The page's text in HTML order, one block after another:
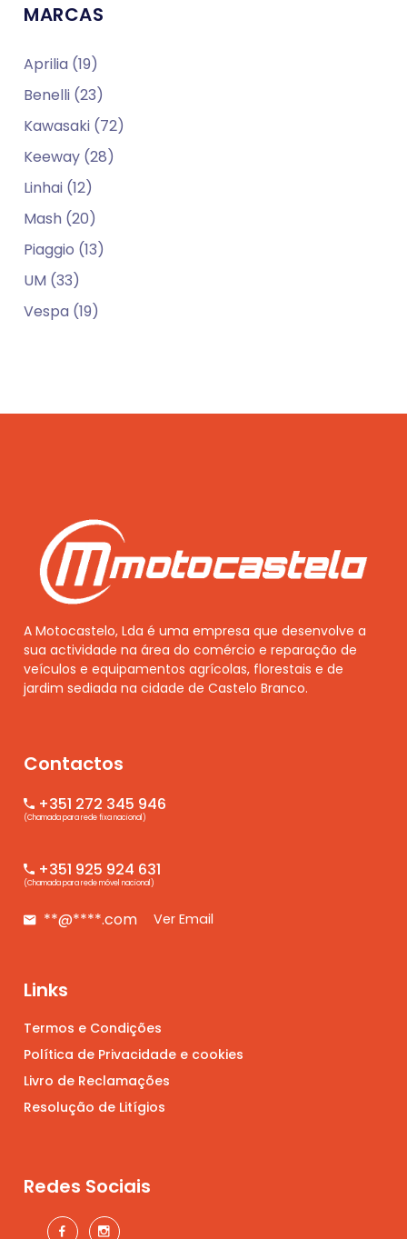
MARCAS
Aprilia (19)
Benelli (23)
Kawasaki (72)
Keeway (28)
Linhai (12)
Mash (20)
Piaggio (13)
UM (33)
Vespa (19)
A Motocastelo, Lda é uma empresa que desenvolve a
sua actividade na área do comércio e reparação de
veículos e equipamentos agrícolas, florestais e de
jardim sediada na cidade de Castelo Branco.
Contactos
+351 272 345 946
(Chamada para rede fixa nacional)
+351 925 924 631
(Chamada para rede móvel nacional)
**@****.com Ver Email
Links
Termos e Condições
Política de Privacidade e cookies
Livro de Reclamações
Resolução de Litígios
Redes Sociais